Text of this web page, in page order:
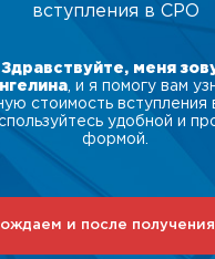
вступления в СРО
Здравствуйте, меня
, и я помогу вам
стоимость вступления
удобной и
формой.
и после получения